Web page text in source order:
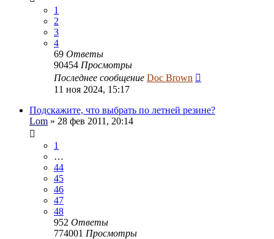
1
2
3
4
69 Ответы
90454 Просмотры
Последнее сообщение Doc Brown
11 ноя 2024, 15:17
Подскажите, что выбрать по летней резине?
Lom » 28 фев 2011, 20:14
1
…
44
45
46
47
48
952 Ответы
774001 Просмотры